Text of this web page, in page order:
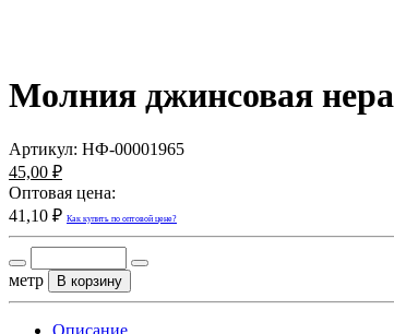
Молния джинсовая
Артикул: НФ-00001965
45,00 ₽
Оптовая цена:
41,10 ₽ Как купить по оптовой цене?
метр В корзину
Описание